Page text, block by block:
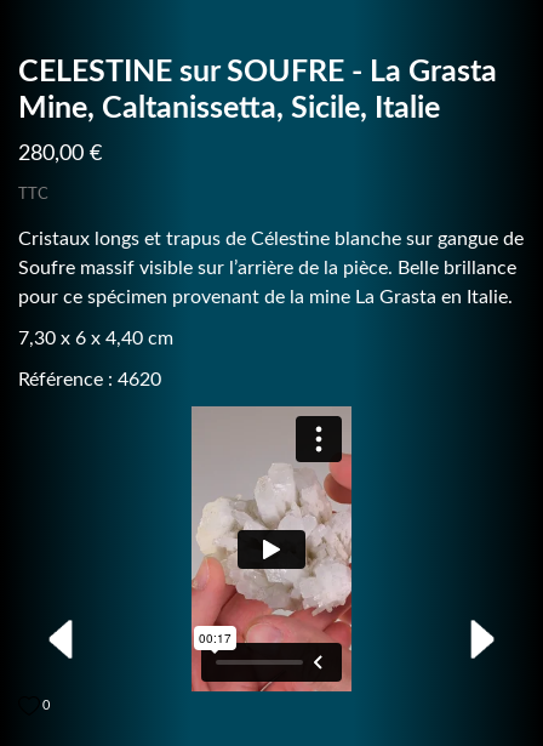
CELESTINE sur SOUFRE - La Grasta
Mine, Caltanissetta, Sicile, Italie
280,00 €
TTC
Cristaux longs et trapus de Célestine blanche sur gangue de
Soufre massif visible sur l’arrière de la pièce. Belle brillance
pour ce spécimen provenant de la mine La Grasta en Italie.
7,30 x 6 x 4,40 cm
Référence : 4620
0